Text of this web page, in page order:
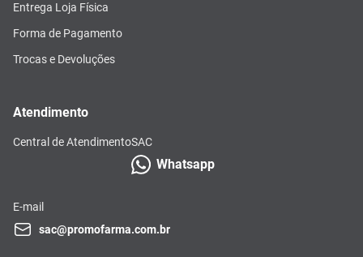
Entrega Loja Física
Forma de Pagamento
Trocas e Devoluções
Atendimento
Central de AtendimentoSAC
Whatsapp
E-mail
sac@promofarma.com.br